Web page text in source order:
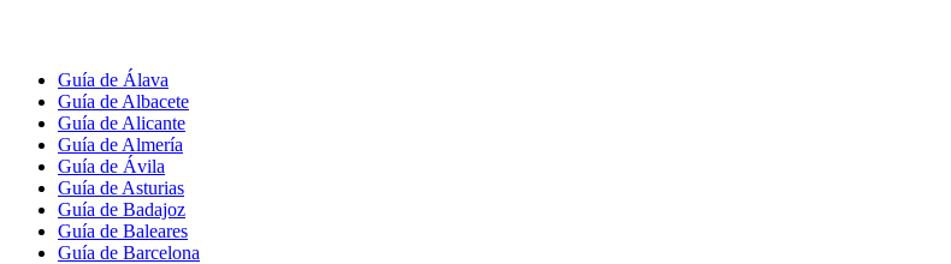
Guía de Álava
Guía de Albacete
Guía de Alicante
Guía de Almería
Guía de Ávila
Guía de Asturias
Guía de Badajoz
Guía de Baleares
Guía de Barcelona